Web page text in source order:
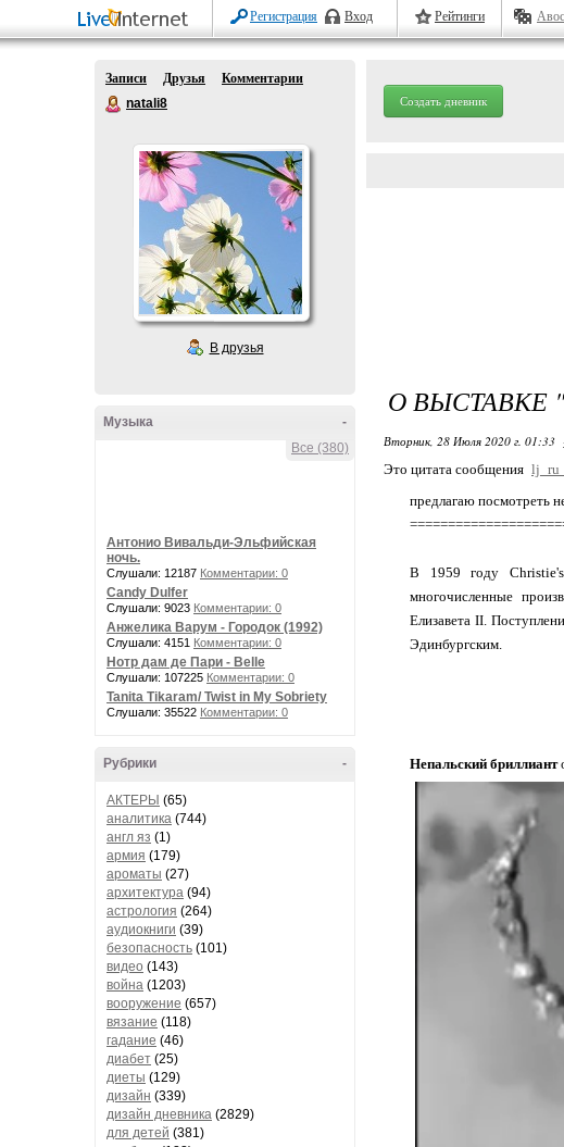
Регистрация Вход Рейтинги
Записи Друзья
Комментарии
natali8
В друзья
-
Музыка
Все (380)
Антонио Вивальди-Эльфийская
ночь.
Слушали: 12187 Комментарии: 0
Сandy Dulfer
Слушали: 9023 Комментарии: 0
Анжелика Варум - Городок (1992)
Слушали: 4151 Комментарии: 0
Нотр дам де Пари - Belle
Слушали: 107225 Комментарии: 0
Tanita Tikaram/ Twist in My Sobriety
Слушали: 35522 Комментарии: 0
-
Рубрики
АКТЕРЫ (65)
аналитика (744)
англ яз (1)
армия (179)
ароматы (27)
архитектура (94)
астрология (264)
аудиокниги (39)
безопасность (101)
видео (143)
война (1203)
вооружение (657)
вязание (118)
гадание (46)
диабет (25)
диеты (129)
дизайн (339)
дизайн дневника (2829)
для детей (381)
Создать дневник
О ВЫСТАВКЕ
Вторник, 28 Июля 2020 г. 01:33
Это цитата сообщения
предлагаю посмотреть
В 1959 году Christie's
многочисленные
Елизавета II.
Эдинбургским.
Непальский бриллиант